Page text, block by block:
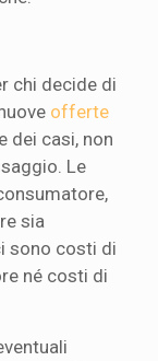
chi decide di
offerte
dei casi, non
Le
sia
sono costi di
né costi di